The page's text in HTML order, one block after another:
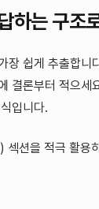
하는 구조
장 쉽게 추출합니
결론부터 적으
입니다.
섹션을 적극 활용